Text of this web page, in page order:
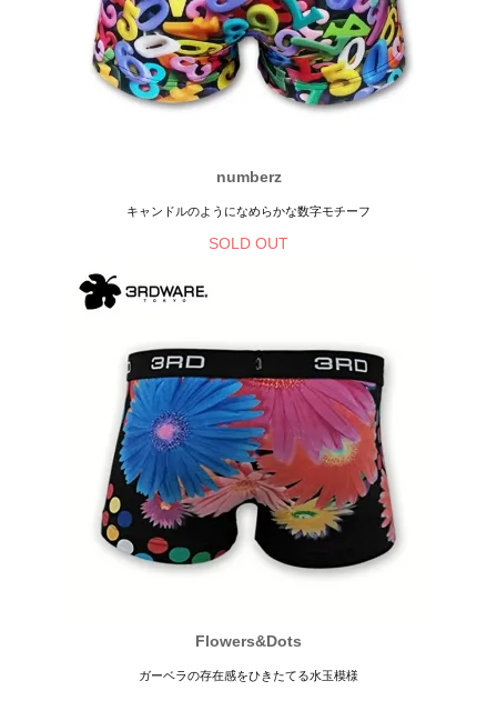
numberz
キャンドルのようになめらかな数字モチーフ
SOLD OUT
Flowers&Dots
ガーベラの存在感をひきたてる水玉模様